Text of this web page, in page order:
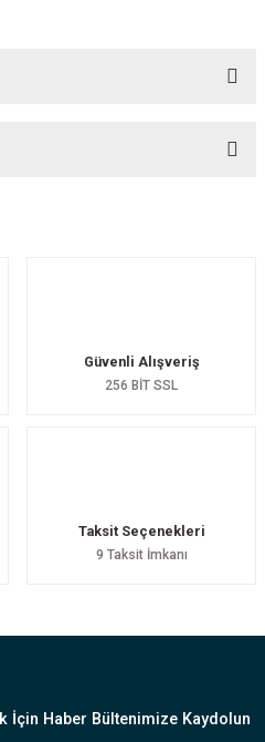
Güvenli Alışveriş
256 BİT SSL
Taksit Seçenekleri
9 Taksit İmkanı
İçin Haber Bültenimize Kaydolun